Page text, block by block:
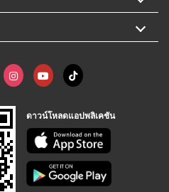
ดาวน์โหลดแอปพลิเคชัน